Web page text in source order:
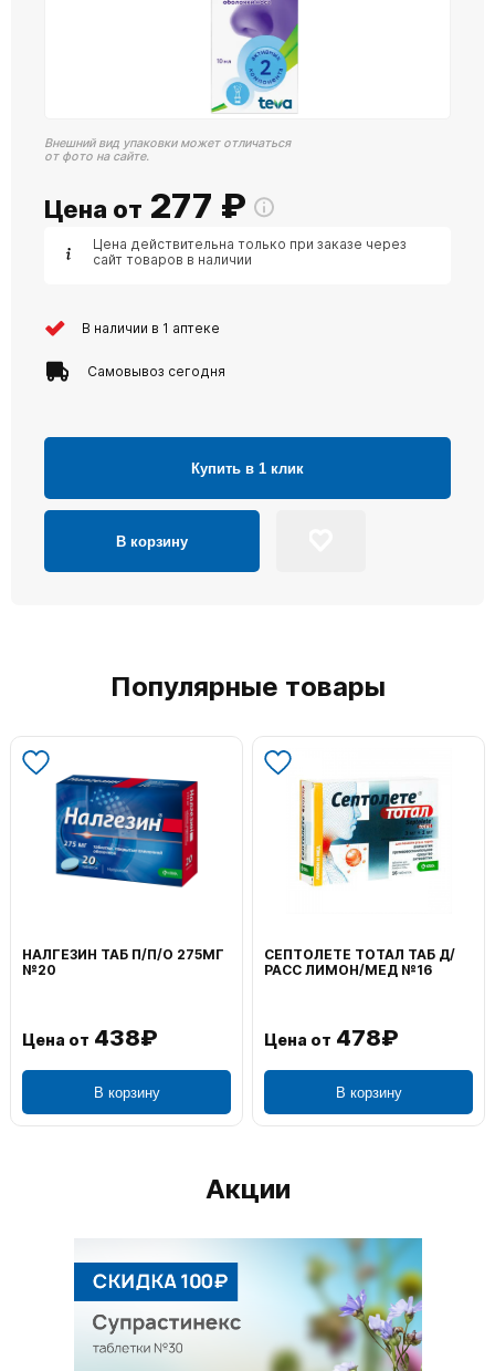
Внешний вид упаковки может отличаться
от фото на сайте.
Цена от 277 ₽
Цена действительна только при заказе через
сайт товаров в наличии
В наличии в 1 аптеке
Самовывоз сегодня
Купить в 1 клик
В корзину
Популярные товары
НАЛГЕЗИН ТАБ П/П/О 275МГ
№20
Цена от 438₽
В корзину
СЕПТОЛЕТЕ ТОТАЛ ТАБ Д/
РАСС ЛИМОН/МЕД №16
Цена от 478₽
В корзину
Акции